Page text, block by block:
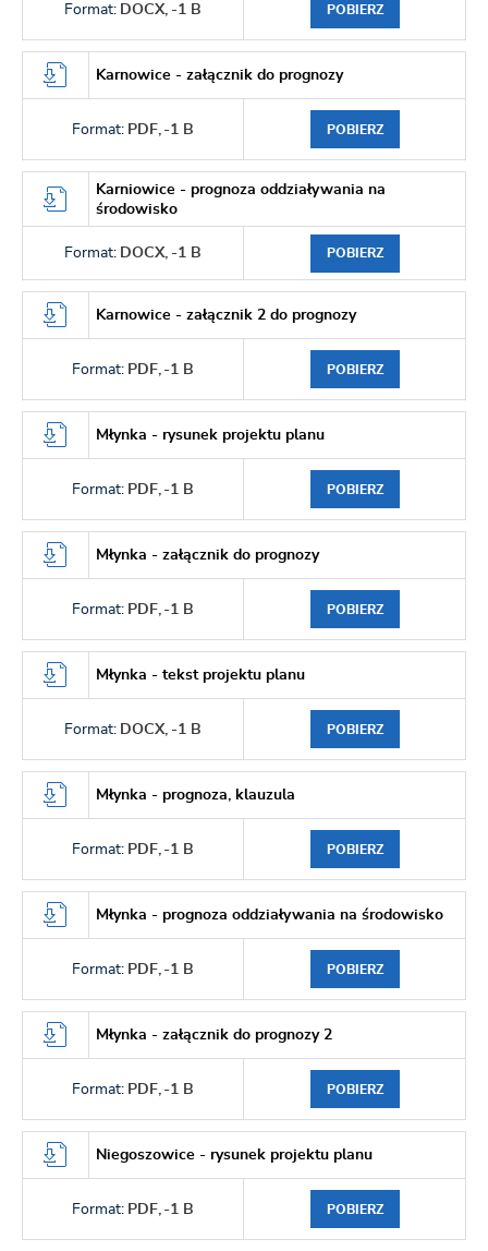
Format: DOCX, -1 B POBIERZ
Karnowice - załącznik do prognozy
Format: PDF, -1 B POBIERZ
Karniowice - prognoza oddziaływania na
środowisko
Format: DOCX, -1 B POBIERZ
Karnowice - załącznik 2 do prognozy
Format: PDF, -1 B POBIERZ
Młynka - rysunek projektu planu
Format: PDF, -1 B POBIERZ
Młynka - załącznik do prognozy
Format: PDF, -1 B POBIERZ
Młynka - tekst projektu planu
Format: DOCX, -1 B POBIERZ
Młynka - prognoza, klauzula
Format: PDF, -1 B POBIERZ
Młynka - prognoza oddziaływania na środowisko
Format: PDF, -1 B POBIERZ
Młynka - załącznik do prognozy 2
Format: PDF, -1 B POBIERZ
Niegoszowice - rysunek projektu planu
Format: PDF, -1 B POBIERZ